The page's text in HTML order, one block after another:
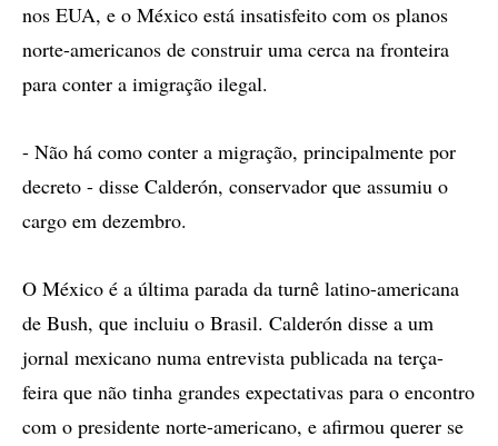
nos EUA, e o México está insatisfeito com os planos
norte-americanos de construir uma cerca na fronteira
para conter a imigração ilegal.
- Não há como conter a migração, principalmente por
decreto - disse Calderón, conservador que assumiu o
cargo em dezembro.
O México é a última parada da turnê latino-americana
de Bush, que incluiu o Brasil. Calderón disse a um
jornal mexicano numa entrevista publicada na terça-
feira que não tinha grandes expectativas para o encontro
com o presidente norte-americano, e afirmou querer se